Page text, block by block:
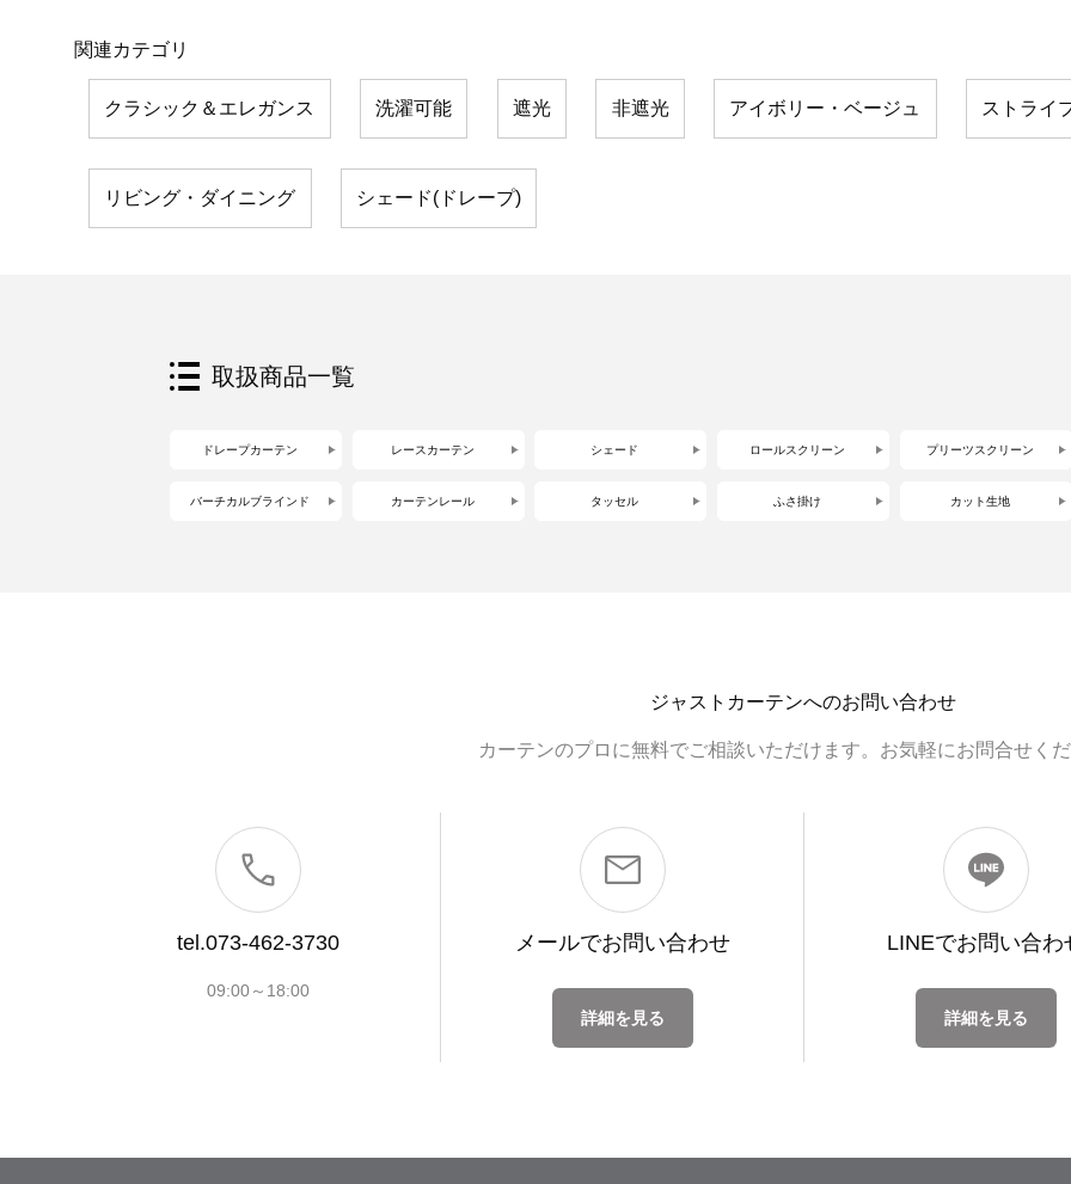
関連カテゴリ
クラシック＆エレガンス 洗濯可能 遮光 非遮光 アイボリー・ベージュ ストライ
リビング・ダイニング シェード(ドレープ)
取扱商品一覧
ドレープカーテン レースカーテン シェード ロールスクリーン プリーツスクリーン
バーチカルブラインド カーテンレール タッセル ふさ掛け カット生地
ジャストカーテンへのお問い合わせ
カーテンのプロに無料でご相談いただけます。お気軽にお問合せくだ
tel.073-462-3730
09:00～18:00
メールでお問い合わせ
詳細を見る
LINEでお問い合わ
詳細を見る